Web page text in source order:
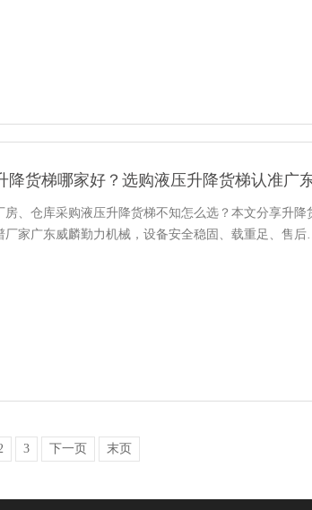
降货梯哪家好？选购液压升降货梯认准广
房、仓库采购液压升降货梯不知怎么选？本文分享升降
厂家广东威麟勤力机械，设备安全稳固、载重足、售后…
3 下一页 末页